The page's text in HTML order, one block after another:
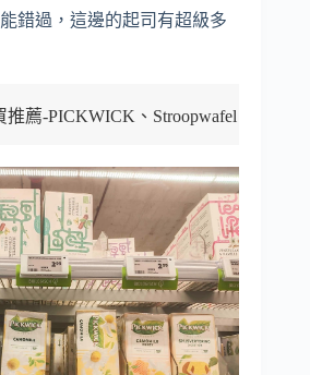
錯過，這邊的起司有超級多
薦-PICKWICK、Stroopwafel